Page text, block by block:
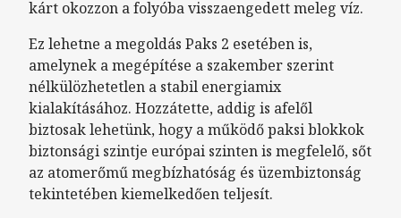
kárt okozzon a folyóba visszaengedett meleg víz.
Ez lehetne a megoldás Paks 2 esetében is,
amelynek a megépítése a szakember szerint
nélkülözhetetlen a stabil energiamix
kialakításához. Hozzátette, addig is afelől
biztosak lehetünk, hogy a működő paksi blokkok
biztonsági szintje európai szinten is megfelelő, sőt
az atomerőmű megbízhatóság és üzembiztonság
tekintetében kiemelkedően teljesít.